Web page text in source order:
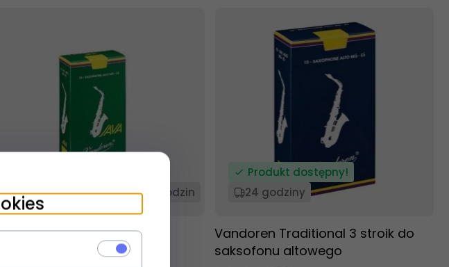
Produkt dostępny! 24 godzin
Java 1 stroik do
altowego
Produkt dostępny!
24 godziny
Vandoren Traditional 3 stroik do
saksofonu altowego